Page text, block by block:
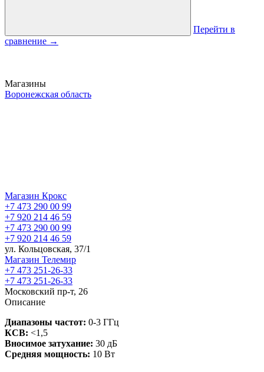
Перейти в
сравнение →
Магазины
Воронежская область
Магазин Крокс
+7 473 290 00 99
+7 920 214 46 59
+7 473 290 00 99
+7 920 214 46 59
ул. Кольцовская, 37/1
Магазин Телемир
+7 473 251-26-33
+7 473 251-26-33
Московский пр-т, 26
Описание
Диапазоны частот: 0-3 ГГц
КСВ: <1,5
Вносимое затухание: 30 дБ
Средняя мощность: 10 Вт